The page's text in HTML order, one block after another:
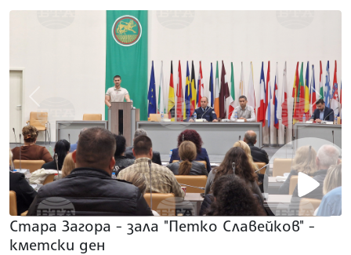
Стара Загора - зала "Петко Славейков" -
кметски ден